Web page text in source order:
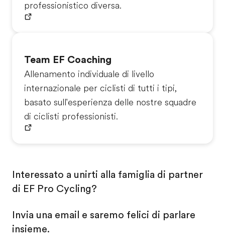
professionistico diversa.
Team EF Coaching
Allenamento individuale di livello
internazionale per ciclisti di tutti i tipi,
basato sull'esperienza delle nostre squadre
di ciclisti professionisti.
Interessato a unirti alla famiglia di partner
di EF Pro Cycling?
Invia una email e saremo felici di parlare
insieme.